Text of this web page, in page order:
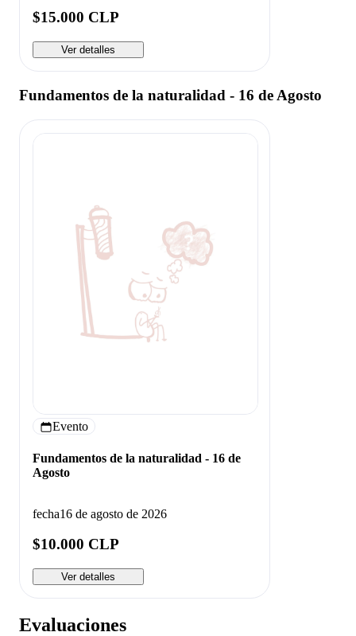
$15.000 CLP
Ver detalles
Fundamentos de la naturalidad - 16 de Agosto
Evento
Fundamentos de la naturalidad - 16 de
Agosto
fecha16 de agosto de 2026
$10.000 CLP
Ver detalles
Evaluaciones